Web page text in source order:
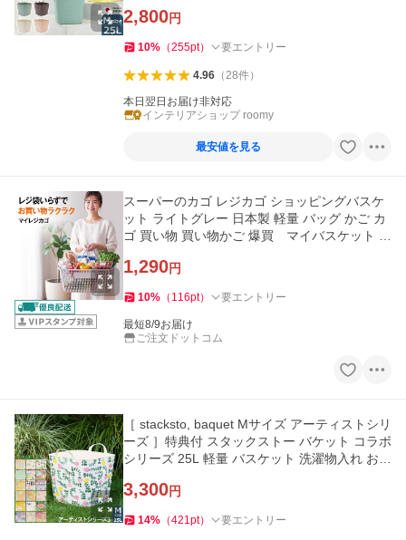
2,800円
10% （255pt） 要エントリー
4.96（28件）
本日翌日お届け非対応
インテリアショップ roomy
最安値を見る
スーパーのカゴ レジカゴ ショッピングバスケ
ット ライトグレー 日本製 軽量 バッグ かご カ
ゴ 買い物 買い物かご 爆買 マイバスケット re
1,290円
10% （ 116pt） 要エントリー
最短8/9お届け
ご注文ドットコム
［ stacksto, baquet Mサイズ アーティストシリ
ーズ ］特典付 スタックストー バケット コラボ
シリーズ 25L 軽量 バスケット 洗濯物入れ おも
3,300円
14% （421pt） 要エントリー